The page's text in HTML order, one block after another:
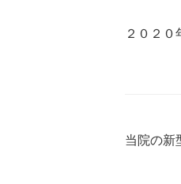
２０２０
当院の新